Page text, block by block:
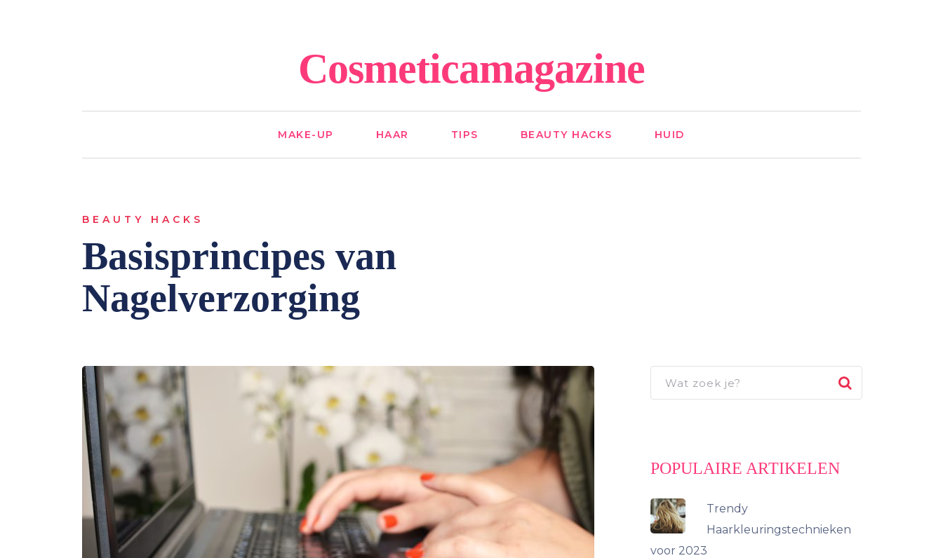
Cosmeticamagazine
MAKE-UP HAAR TIPS BEAUTY HACKS HUID
BEAUTY HACKS
Basisprincipes van
Nagelverzorging
POPULAIRE ARTIKELEN
Trendy
Haarkleuringstechnieken
voor 2023